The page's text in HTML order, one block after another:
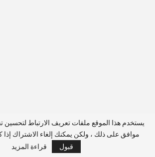
يستخدم هذا الموقع ملفات تعريف الارتباط
موافق على ذلك ، ولكن يمكنك إلغاء الاشتراك
قبول
قراءة المزيد